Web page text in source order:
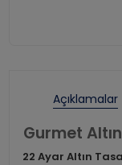
Açıklamalar
Gurmet
22 Ayar Altın